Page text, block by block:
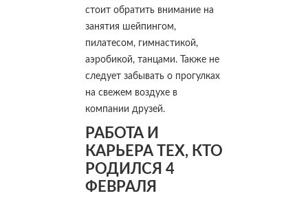
стоит обратить внимание на
занятия шейпингом,
пилатесом, гимнастикой,
аэробикой, танцами. Также не
следует забывать о прогулках
на свежем воздухе в
компании друзей.
РАБОТА И
КАРЬЕРА ТЕХ, КТО
РОДИЛСЯ 4
ФЕВРАЛЯ